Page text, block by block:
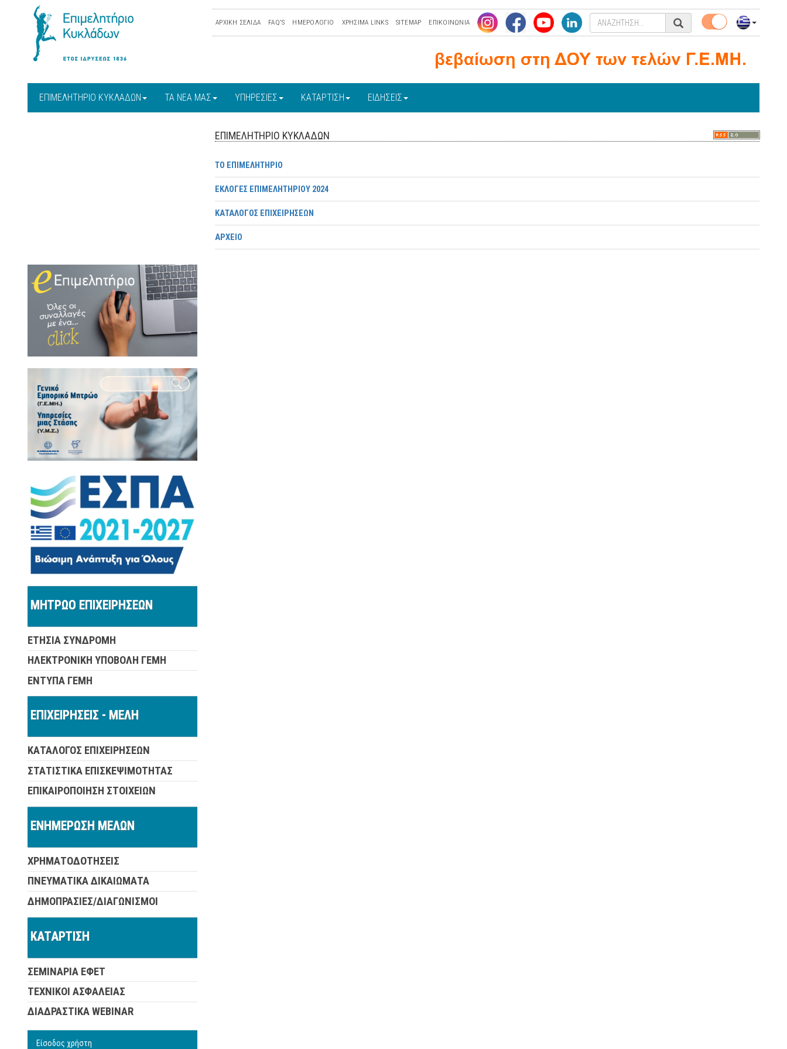
ΑΡΧΙΚΗ ΣΕΛΙΔΑ FAQ'S ΗΜΕΡΟΛΟΓΙΟ ΧΡΗΣΙΜΑ LINKS SITEMAP ΕΠΙΚΟΙΝΩΝΙΑ
ΕΠΙΜΕΛΗΤΗΡΙΟ ΚΥΚΛΑΔΩΝ ΤΑ ΝΕΑ ΜΑΣ ΥΠΗΡΕΣΙΕΣ ΚΑΤΑΡΤΙΣΗ ΕΙΔΗΣΕΙΣ
ΕΠΙΜΕΛΗΤΗΡΙΟ ΚΥΚΛΑΔΩΝ
ΤΟ ΕΠΙΜΕΛΗΤΗΡΙΟ
ΕΚΛΟΓΕΣ ΕΠΙΜΕΛΗΤΗΡΙΟΥ 2024
ΚΑΤΑΛΟΓΟΣ ΕΠΙΧΕΙΡΗΣΕΩΝ
ΑΡΧΕΙΟ
ΜΗΤΡΩΟ ΕΠΙΧΕΙΡΗΣΕΩΝ
ΕΤΗΣΙΑ ΣΥΝΔΡΟΜΗ
ΗΛΕΚΤΡΟΝΙΚΗ ΥΠΟΒΟΛΗ ΓΕΜΗ
ΕΝΤΥΠΑ ΓΕΜΗ
ΕΠΙΧΕΙΡΗΣΕΙΣ - ΜΕΛΗ
ΚΑΤΑΛΟΓΟΣ ΕΠΙΧΕΙΡΗΣΕΩΝ
ΣΤΑΤΙΣΤΙΚΑ ΕΠΙΣΚΕΨΙΜΟΤΗΤΑΣ
ΕΠΙΚΑΙΡΟΠΟΙΗΣΗ ΣΤΟΙΧΕΙΩΝ
ΕΝΗΜΕΡΩΣΗ ΜΕΛΩΝ
ΧΡΗΜΑΤΟΔΟΤΗΣΕΙΣ
ΠΝΕΥΜΑΤΙΚΑ ΔΙΚΑΙΩΜΑΤΑ
ΔΗΜΟΠΡΑΣΙΕΣ/ΔΙΑΓΩΝΙΣΜΟΙ
ΚΑΤΑΡΤΙΣΗ
ΣΕΜΙΝΑΡΙΑ ΕΦΕΤ
ΤΕΧΝΙΚΟΙ ΑΣΦΑΛΕΙΑΣ
ΔΙΑΔΡΑΣΤΙΚΑ WEBINAR
Είσοδος χρήστη